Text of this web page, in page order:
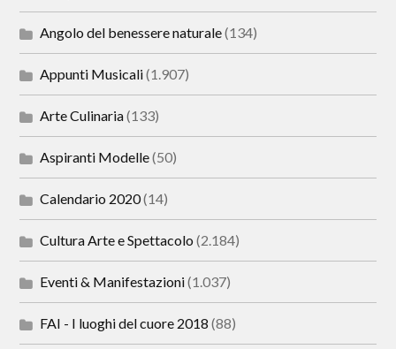
Angolo del benessere naturale(134)
Appunti Musicali(1.907)
Arte Culinaria(133)
Aspiranti Modelle(50)
Calendario 2020(14)
Cultura Arte e Spettacolo (2.184)
Eventi & Manifestazioni(1.037)
FAI - I luoghi del cuore 2018 (88)